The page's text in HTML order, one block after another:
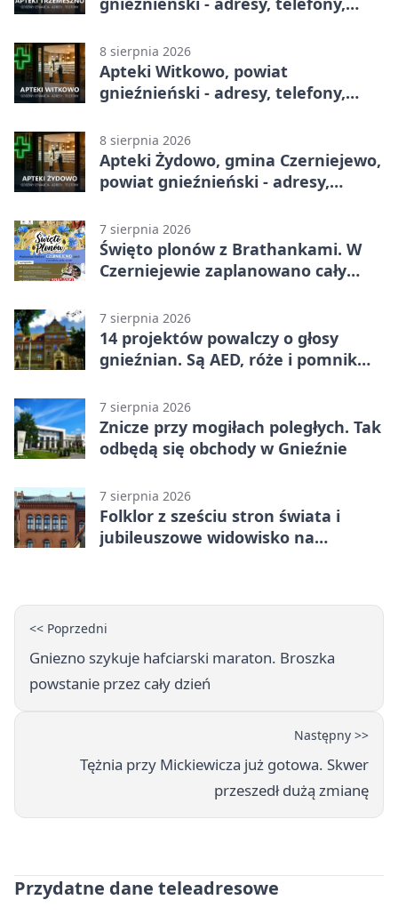
8 sierpnia 2026
Apteki Witkowo, powiat
gnieźnieński - adresy, telefony,
8 sierpnia 2026
Apteki Żydowo, gmina Czerniejewo,
powiat gnieźnieński - adresy,
7 sierpnia 2026
Święto plonów z Brathankami. W
Czerniejewie zaplanowano cały
7 sierpnia 2026
14 projektów powalczy o głosy
gnieźnian. Są AED, róże i pomnik
7 sierpnia 2026
Znicze przy mogiłach poległych. Tak
odbędą się obchody w Gnieźnie
7 sierpnia 2026
Folklor z sześciu stron świata i
jubileuszowe widowisko na
<< Poprzedni
Gniezno szykuje hafciarski maraton. Broszka
powstanie przez cały dzień
Następny >>
Tężnia przy Mickiewicza już gotowa. Skwer
przeszedł dużą zmianę
Przydatne dane teleadresowe